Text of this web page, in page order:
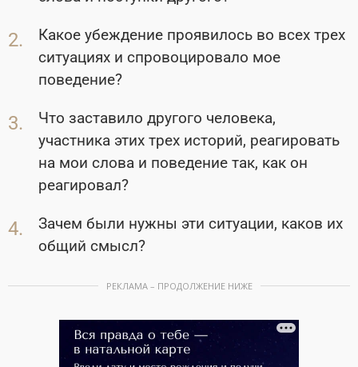
Какое убеждение проявилось во всех трех
ситуациях и спровоцировало мое
поведение?
Что заставило другого человека,
участника этих трех историй, реагировать
на мои слова и поведение так, как он
реагировал?
Зачем были нужны эти ситуации, каков их
общий смысл?
РЕКЛАМА – ПРОДОЛЖЕНИЕ НИЖЕ